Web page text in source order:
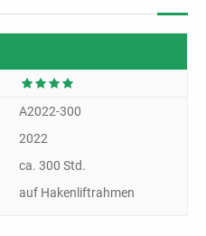
A2022-300
2022
ca. 300 Std.
auf Hakenliftrahmen